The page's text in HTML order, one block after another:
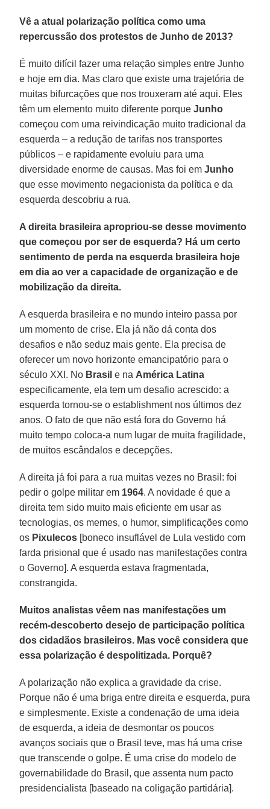
Vê a atual polarização política como uma
repercussão dos protestos de Junho de 2013?
É muito difícil fazer uma relação simples entre Junho
e hoje em dia. Mas claro que existe uma trajetória de
muitas bifurcações que nos trouxeram até aqui. Eles
têm um elemento muito diferente porqueJunho
começou com uma reivindicação muito tradicional da
esquerda – a redução de tarifas nos transportes
públicos – e rapidamente evoluiu para uma
diversidade enorme de causas. Mas foi emJunho
que esse movimento negacionista da política e da
esquerda descobriu a rua.
A direita brasileira apropriou-se desse movimento
que começou por ser de esquerda? Há um certo
sentimento de perda na esquerda brasileira hoje
em dia ao ver a capacidade de organização e de
mobilização da direita.
A esquerda brasileira e no mundo inteiro passa por
um momento de crise. Ela já não dá conta dos
desafios e não seduz mais gente. Ela precisa de
oferecer um novo horizonte emancipatório para o
século XXI. No Brasil e na América Latina
especificamente, ela tem um desafio acrescido: a
esquerda tornou-se o establishment nos últimos dez
anos. O fato de que não está fora do Governo há
muito tempo coloca-a num lugar de muita fragilidade,
de muitos escândalos e decepções.
A direita já foi para a rua muitas vezes no Brasil: foi
pedir o golpe militar em 1964. A novidade é que a
direita tem sido muito mais eficiente em usar as
tecnologias, os memes, o humor, simplificações como
os Pixulecos [boneco insuflável de Lula vestido com
farda prisional que é usado nas manifestações contra
o Governo]. A esquerda estava fragmentada,
constrangida.
Muitos analistas vêem nas manifestações um
recém-descoberto desejo de participação política
dos cidadãos brasileiros. Mas você considera que
essa polarização é despolitizada. Porquê?
A polarização não explica a gravidade da crise.
Porque não é uma briga entre direita e esquerda, pura
e simplesmente. Existe a condenação de uma ideia
de esquerda, a ideia de desmontar os poucos
avanços sociais que o Brasil teve, mas há uma crise
que transcende o golpe. É uma crise do modelo de
governabilidade do Brasil, que assenta num pacto
presidencialista [baseado na coligação partidária].